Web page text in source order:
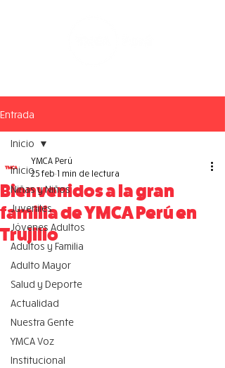
Entrada
Inicio
Niñas y Niños
Juveniles
Jóvenes Adultos
Adultos y Familia
Adulto Mayor
Salud y Deporte
Actualidad
Nuestra Gente
YMCA Voz
Institucional
Inicio
Bienvenidos a la gran
familia de YMCA Perú en
Trujillo
YMCA Perú
25 feb 1 min de lectura